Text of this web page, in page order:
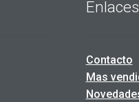
Enlaces
Contacto
Mas